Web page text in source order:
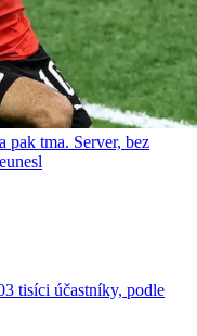
pak tma. Server, bez
tisíci účastníky, podle